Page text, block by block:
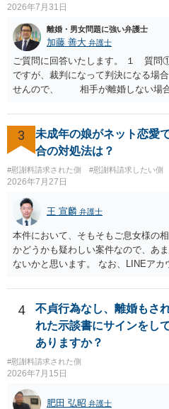
を見ない限り、具体的な判断はでき
と考えます。 ③ 借用書があっても、
することは認められるのか。 ⇒おそ
取る正当な権利がないのに利益を取
るものかと推察しますので、 貸金返
は現在、収入も不安定で貯金もなく
今年に再婚したが主人はお金に厳し
困難 仮に裁判で敗訴した場合でも、
か。 ⇒判決となり敗訴してしまった
の財産を差し押さえられ、そこから
すが、 和解であれば柔軟な解決が
いにより支払うことも十分可能です
は120万円のみ和解交渉を続けるべ
識を前提にすれば、１００万円も含
れるため、 120万円のみについて交
ます。
2026年7月31日
離婚・男女問題に強い弁護士
加藤 善大 弁護士
ご質問に回答いたします。 １ 質
ですが、裁判になって判決になる場
せんので、 相手が離婚しない場合
するデメリットはありますから（経
反対にご自身が、裁判も辞さずと
に働く可能性は有り得ます。 交渉
が弁護士に依頼しているケースで、
稀であると思います。 通常は、６
ことが多いというのが私の印象
減額を進めるうえでの交渉材料か
婚しないことは、交渉材料にはなら
ださい。 また、相手夫婦の婚姻関
相手女性が結婚しているとは知らな
が、 ケースバイケースですので、
できるかはよくお考え下さい。
る旨の交渉をすることが妥当かど
公序良俗に反するような金額では、
が、 ２００万円でも、５０万円
とはいえないと考えますので、 結
も、ご自身が納得できるかどうかと
と思います。 そのうえで、合意で
否かにかかってはきますが。 ４
できないのですが、 清算条項を記
クがありますので、むしろ、原則と
3
未成年の娘がネット恋愛
合の対処法は？
#慰謝料請求された側 #慰謝料請求したい側
2026年7月27日
王 宣麟 弁護士
本件において、そもそもご息女様の
かどうかも疑わしい案件なので、あ
ないかと思います。 なお、LINEア
るパターンはありえるものの、本件
明確にいえないような案件において
はないかと推察します。
4
不貞行為なし、離婚もさ
れた示談書にサインをし
ありますか？
#慰謝料請求された側
2026年7月15日
肥田 弘昭 弁護士